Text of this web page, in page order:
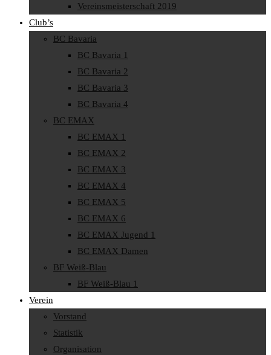
Vereinsmeisterschaft 2019
Club’s
BC Bavaria
BC Bavaria 1
BC Bavaria 2
BC Bavaria 3
BC Bavaria 4
BC EMAX
BC EMAX 1
BC EMAX 2
BC EMAX 3
BC EMAX 4
BC EMAX 5
BC EMAX 6
BC EMAX Jugend 1
BC EMAX Damen
BF Weiß-Blau
BF Weiß-Blau 1
Verein
Vorstand
Statistik
Organisation